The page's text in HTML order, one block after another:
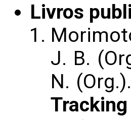
Livros
J. B.
N. (Org.).